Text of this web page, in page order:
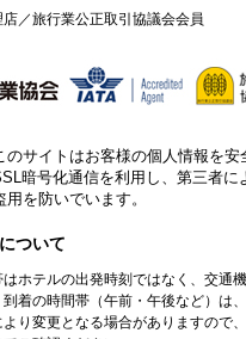
店／旅行業公正取引協議会会員
のサイトはお客様の個人情報を安
暗号化通信を利用し、第三者に
用を防いでいます。
ついて
ホテルの出発時刻ではなく、交通
着の時間帯（午前・午後など）は
り変更となる場合がありますので